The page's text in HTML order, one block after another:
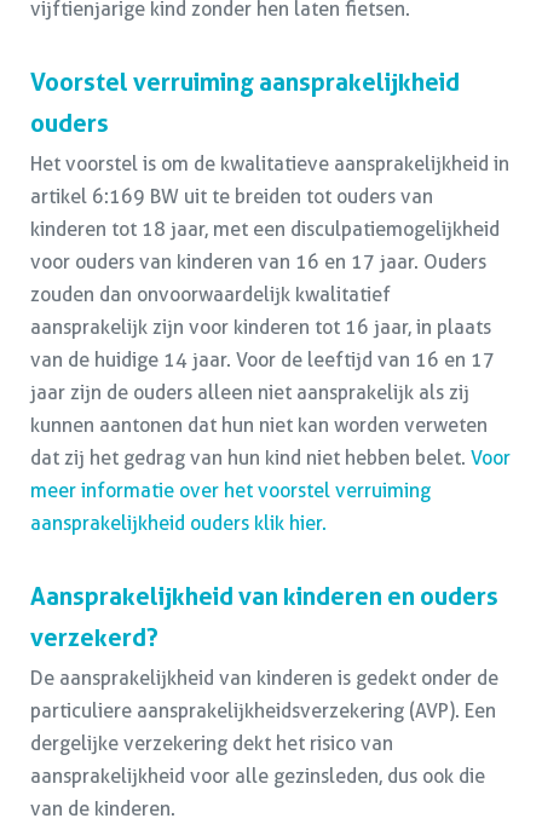
vijftienjarige kind zonder hen laten fietsen.
Voorstel verruiming aansprakelijkheid
ouders
Het voorstel is om de kwalitatieve aansprakelijkheid in
artikel 6:169 BW uit te breiden tot ouders van
kinderen tot 18 jaar, met een disculpatiemogelijkheid
voor ouders van kinderen van 16 en 17 jaar. Ouders
zouden dan onvoorwaardelijk kwalitatief
aansprakelijk zijn voor kinderen tot 16 jaar, in plaats
van de huidige 14 jaar. Voor de leeftijd van 16 en 17
jaar zijn de ouders alleen niet aansprakelijk als zij
kunnen aantonen dat hun niet kan worden verweten
dat zij het gedrag van hun kind niet hebben belet. Voor
meer informatie over het voorstel verruiming
aansprakelijkheid ouders klik hier.
Aansprakelijkheid van kinderen en ouders
verzekerd?
De aansprakelijkheid van kinderen is gedekt onder de
particuliere aansprakelijkheidsverzekering (AVP). Een
dergelijke verzekering dekt het risico van
aansprakelijkheid voor alle gezinsleden, dus ook die
van de kinderen.